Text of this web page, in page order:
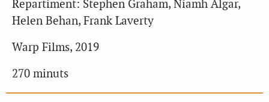
Repartiment: Stephen Graham, Niamh Algar,
Helen Behan, Frank Laverty
Warp Films, 2019
270 minuts